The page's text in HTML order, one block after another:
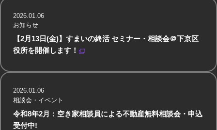
【2月13日(金)】すまいの終活 セミナー・相談会＠下京区
役所を開催します！
2026.01.06
お知らせ
令和8年2月：空き家相談員による不動産無料相談会・申込
受付中!
2026.01.06
相談会・イベント